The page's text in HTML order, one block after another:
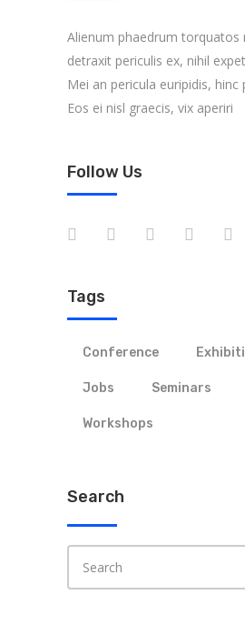
Alienum phaedrum torquatos
detraxit periculis ex, nihil
Mei an pericula euripidis, hinc
Eos ei nisl graecis, vix aperiri
Follow Us
Tags
Conference
Jobs Seminars
Workshops
Search